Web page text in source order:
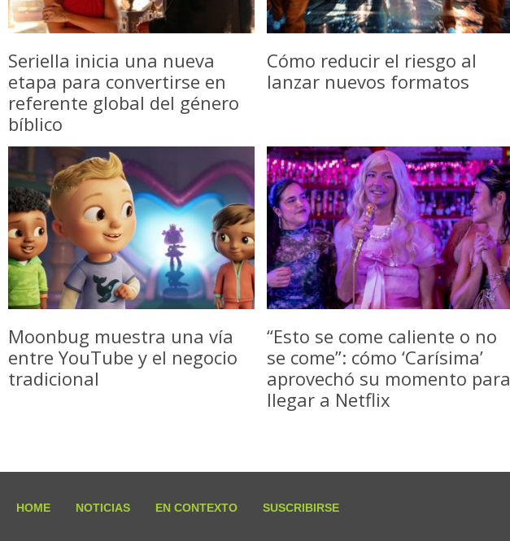
Seriella inicia una nueva
etapa para convertirse en
referente global del género
bíblico
Cómo reducir el riesgo al
lanzar nuevos formatos
Moonbug muestra una vía
entre YouTube y el negocio
tradicional
“Esto se come caliente o no
se come”: cómo ‘Carísima’
aprovechó su momento para
llegar a Netflix
HOME NOTICIAS EN CONTEXTO SUSCRIBIRSE